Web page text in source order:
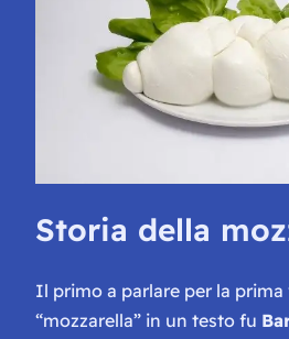
Storia della
Il primo a parlare per la
“mozzarella” in un testo fu